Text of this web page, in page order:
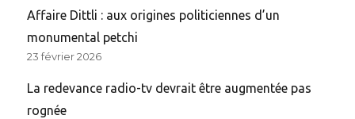
Affaire Dittli : aux origines politiciennes d’un
monumental petchi
23 février 2026
La redevance radio-tv devrait être augmentée pas
rognée